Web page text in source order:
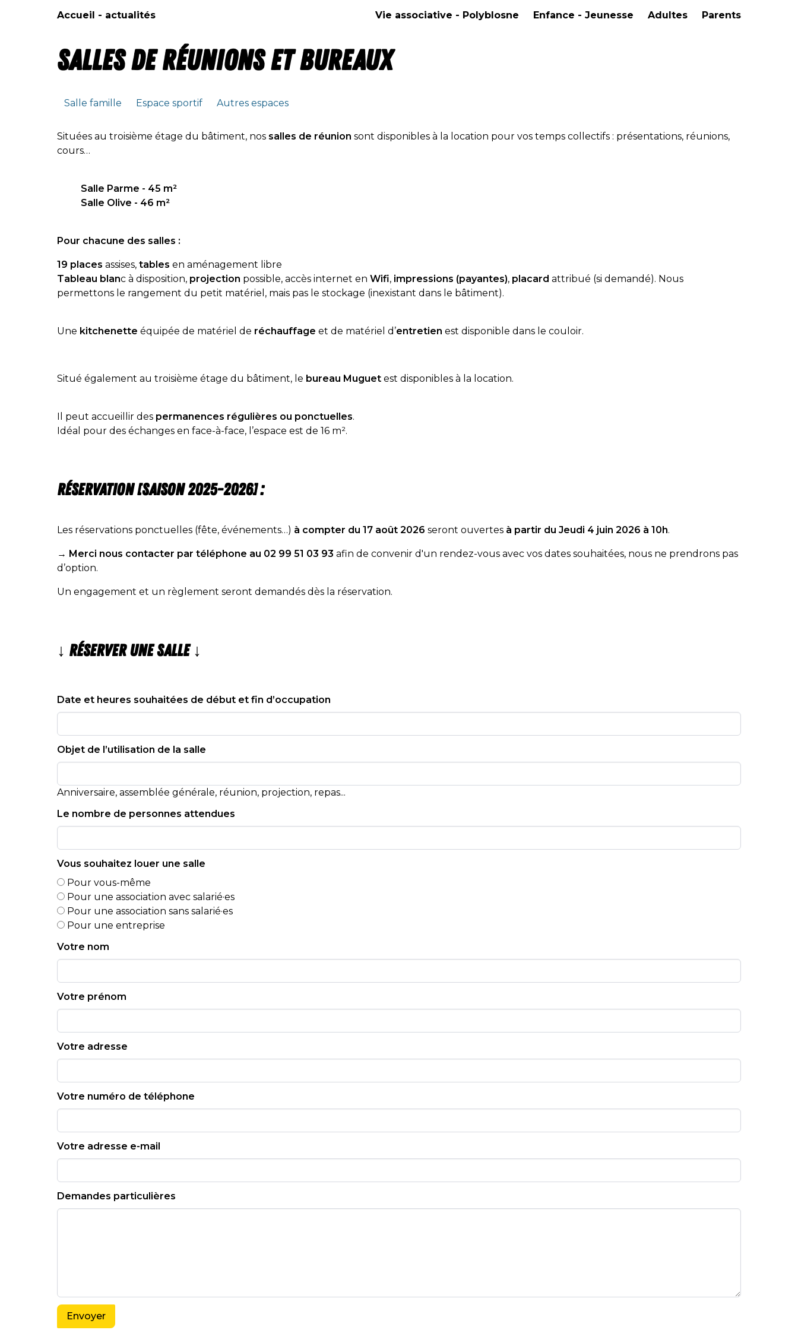
Accueil - actualités Vie associative - Polyblosne Enfance - Jeunesse Adultes Parents
Salles de réunions et bureaux
Salle famille Espace sportif Autres espaces
Situées au troisième étage du bâtiment, nos salles de réunion sont disponibles à la location pour vos temps collectifs : présentations, réunions,
cours…
Salle Parme - 45 m²
Salle Olive - 46 m²
Pour chacune des salles :
19 places assises, tables en aménagement libre
Tableau blanc à disposition, projection possible, accès internet en Wifi, impressions (payantes), placard attribué (si demandé). Nous
permettons le rangement du petit matériel, mais pas le stockage (inexistant dans le bâtiment).
Une kitchenette équipée de matériel de réchauffage et de matériel d’entretien est disponible dans le couloir.
Situé également au troisième étage du bâtiment, le bureau Muguet est disponibles à la location.
Il peut accueillir des permanences régulières ou ponctuelles.
Idéal pour des échanges en face-à-face, l’espace est de 16 m².
Réservation [saison 2025-2026] :
Les réservations ponctuelles (fête, événements…) à compter du 17 août 2026 seront ouvertes à partir du Jeudi 4 juin 2026 à 10h.
→ Merci nous contacter par téléphone au 02 99 51 03 93 afin de convenir d'un rendez-vous avec vos dates souhaitées, nous ne prendrons pas
d’option.
Un engagement et un règlement seront demandés dès la réservation.
↓ Réserver une salle ↓
Date et heures souhaitées de début et fin d’occupation
Objet de l’utilisation de la salle
Anniversaire, assemblée générale, réunion, projection, repas...
Le nombre de personnes attendues
Vous souhaitez louer une salle
Pour vous-même
Pour une association avec salarié·es
Pour une association sans salarié·es
Pour une entreprise
Votre nom
Votre prénom
Votre adresse
Votre numéro de téléphone
Votre adresse e-mail
Demandes particulières
Envoyer